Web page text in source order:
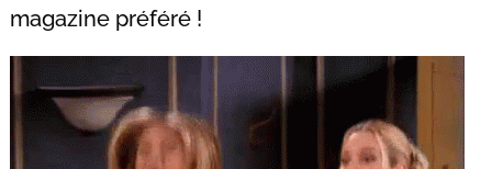
magazine préféré !